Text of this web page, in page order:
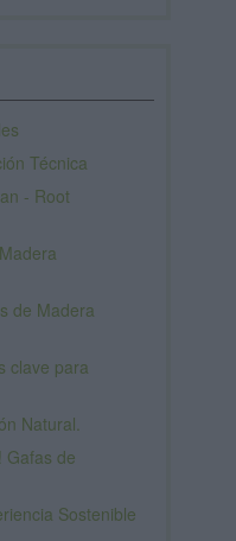
Técnica
- Root
de Madera
clave para
Natural.
Gafas de
Sostenible